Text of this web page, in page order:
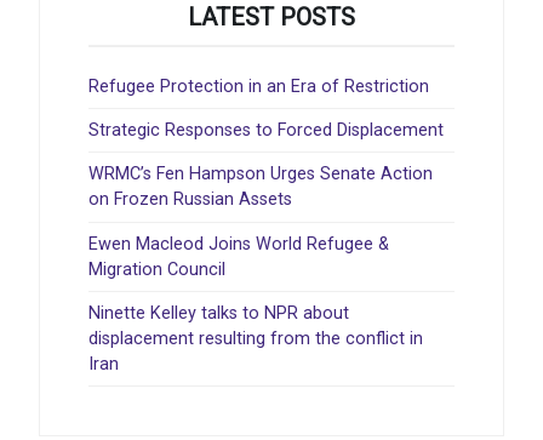
LATEST POSTS
Refugee Protection in an Era of Restriction
Strategic Responses to Forced Displacement
WRMC’s Fen Hampson Urges Senate Action
on Frozen Russian Assets
Ewen Macleod Joins World Refugee &
Migration Council
Ninette Kelley talks to NPR about
displacement resulting from the conflict in
Iran